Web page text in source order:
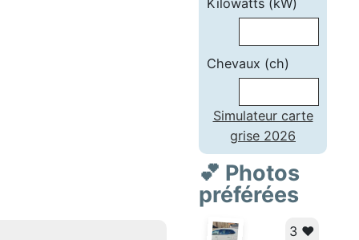
Kilowatts (kW)
Chevaux (ch)
Simulateur carte
grise 2026
💕 Photos
préférées
3 ❤️